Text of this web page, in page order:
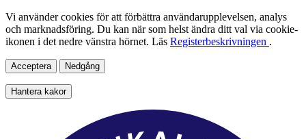
Vi använder cookies för att förbättra användarupplevelsen, analys
och marknadsföring. Du kan när som helst ändra ditt val via cookie-
ikonen i det nedre vänstra hörnet. Läs Registerbeskrivningen .
Acceptera Nedgång
Hantera kakor